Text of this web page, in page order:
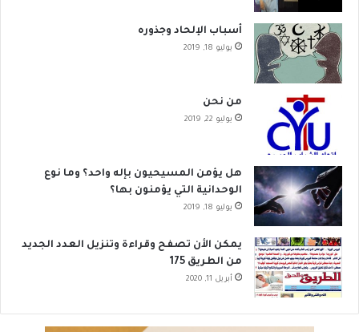
أسباب الإلحاد وجذوره
يوليو 18, 2019
من نحن
يوليو 22, 2019
هل يؤمن المسيحيون بإله واحد؟ وما نوع
الوحدانية التي يؤمنون بها؟
يوليو 18, 2019
يمكن الأن تصفح وقراءة وتنزيل العدد الجديد
من الطريق 175
أبريل 11, 2020